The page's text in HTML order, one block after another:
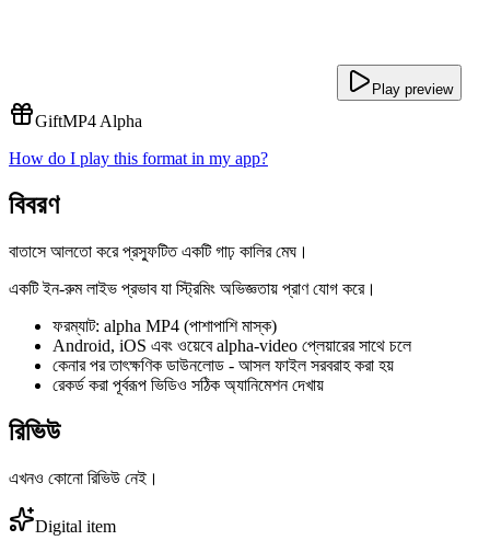
Play preview
GiftMP4 Alpha
How do I play this format in my app?
বিবরণ
বাতাসে আলতো করে প্রস্ফুটিত একটি গাঢ় কালির মেঘ।
একটি ইন-রুম লাইভ প্রভাব যা স্ট্রিমিং অভিজ্ঞতায় প্রাণ যোগ করে।
ফরম্যাট: alpha MP4 (পাশাপাশি মাস্ক)
Android, iOS এবং ওয়েবে alpha-video প্লেয়ারের সাথে চলে
কেনার পর তাৎক্ষণিক ডাউনলোড - আসল ফাইল সরবরাহ করা হয়
রেকর্ড করা পূর্বরূপ ভিডিও সঠিক অ্যানিমেশন দেখায়
রিভিউ
এখনও কোনো রিভিউ নেই।
Digital item